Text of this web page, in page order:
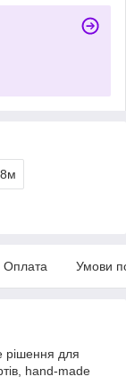
Оплата Умови
рішення для
hand-made